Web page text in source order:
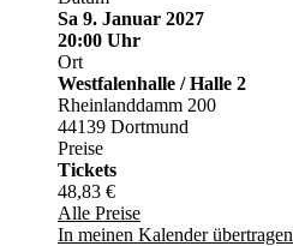
Sa 9. Januar 2027
20:00 Uhr
Ort
Westfalenhalle / Halle 2
Rheinlanddamm 200
44139 Dortmund
Preise
Tickets
48,83 €
Alle Preise
In meinen Kalender übertragen